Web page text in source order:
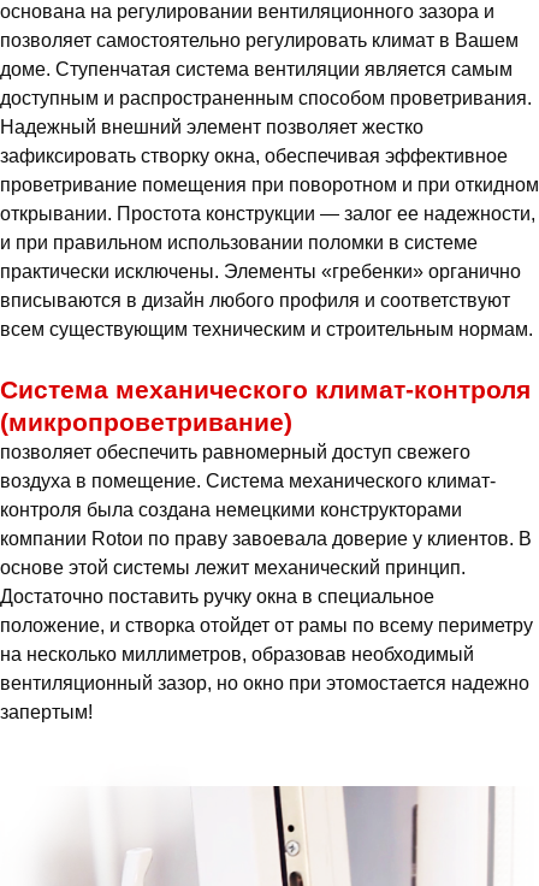
основана на регулировании вентиляционного зазора и
позволяет самостоятельно регулировать климат в Вашем
доме. Ступенчатая система вентиляции является самым
доступным и распространенным способом проветривания.
Надежный внешний элемент позволяет жестко
зафиксировать створку окна, обеспечивая эффективное
проветривание помещения при поворотном и при откидном
открывании. Простота конструкции — залог ее надежности,
и при правильном использовании поломки в системе
практически исключены. Элементы «гребенки» органично
вписываются в дизайн любого профиля и соответствуют
всем существующим техническим и строительным нормам.
Система механического климат-контроля
(микропроветривание)
позволяет обеспечить равномерный доступ свежего
воздуха в помещение. Система механического климат-
контроля была создана немецкими конструкторами
компании Rotoи по праву завоевала доверие у клиентов. В
основе этой системы лежит механический принцип.
Достаточно поставить ручку окна в специальное
положение, и створка отойдет от рамы по всему периметру
на несколько миллиметров, образовав необходимый
вентиляционный зазор, но окно при этомостается надежно
запертым!